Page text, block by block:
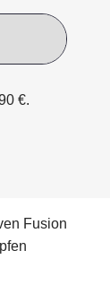
€.
Fusion